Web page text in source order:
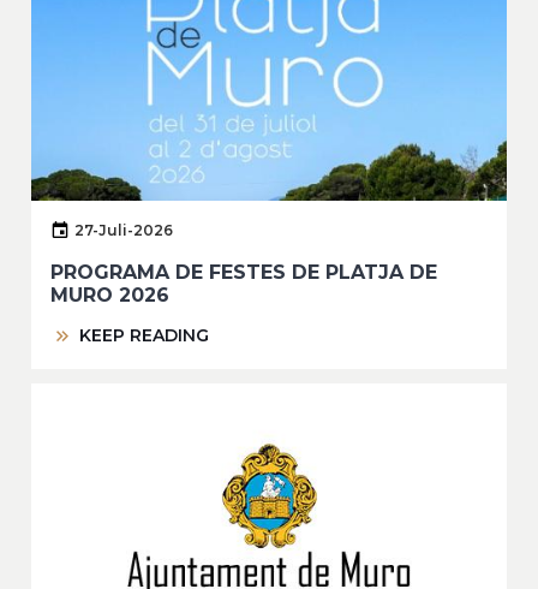
27-Juli-2026
PROGRAMA DE FESTES DE PLATJA DE
MURO 2026
KEEP READING